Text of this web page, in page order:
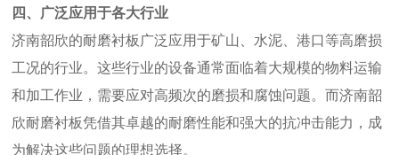
四、广泛应用于各大行业
济南韶欣的耐磨衬板广泛应用于矿山、水泥、港口等高磨损
工况的行业。这些行业的设备通常面临着大规模的物料运输
和加工作业，需要应对高频次的磨损和腐蚀问题。而济南韶
欣耐磨衬板凭借其卓越的耐磨性能和强大的抗冲击能力，成
为解决这些问题的理想选择。